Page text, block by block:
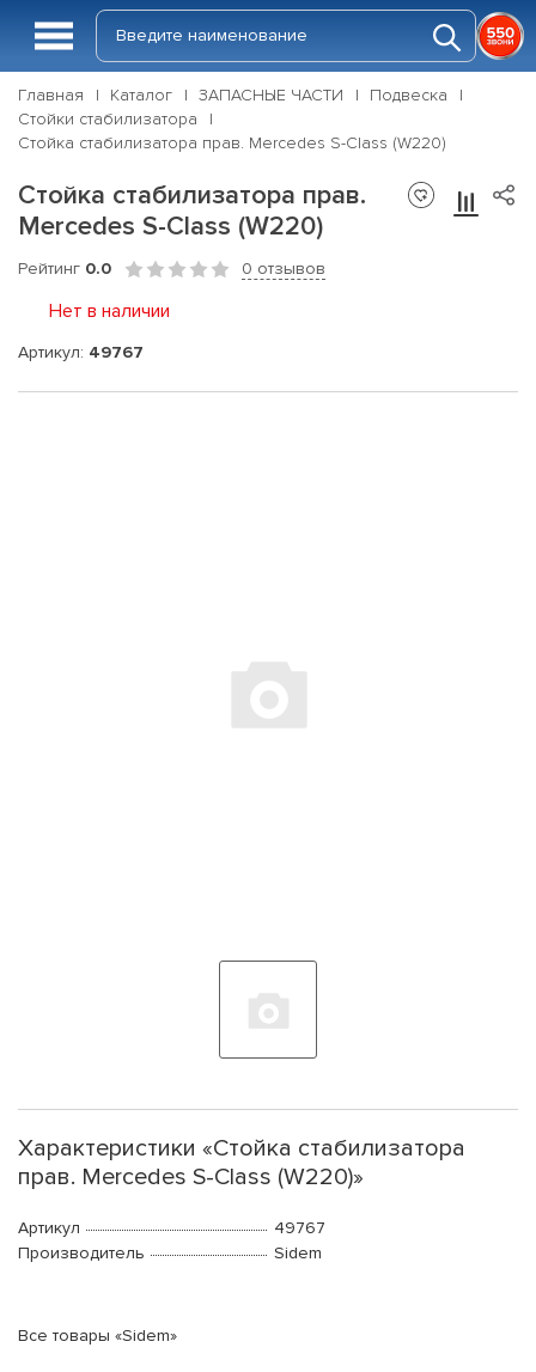
Главная Каталог ЗАПАСНЫЕ ЧАСТИ
Подвеска
Стойки стабилизатора
Стойка стабилизатора прав. Mercedes S-Class (W220)
Стойка стабилизатора прав.
Mercedes S-Class (W220)
Рейтинг 0.0 0 отзывов
Нет в наличии
Артикул: 49767
Характеристики «Стойка стабилизатора
прав. Mercedes S-Class (W220)»
Артикул
49767
Производитель
Sidem
Все товары «Sidem»